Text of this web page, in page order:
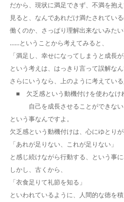
だから、現状に満足できず、不満を抱
見ると、なんであれだけ満たされてい
働くのか、さっぱり理解出来ないみたい
……ということから考えてみると、
「満足し、幸せになってしまうと成長が
という考えは、はっきり言って誤解なん
さらにいうなら、上のように考えている
■ 欠乏感という動機付けを使わなけ
自己を成長させることができない
という事なんですよ。
欠乏感という動機付けは、心にゆとり
「あれが足りない、これが足りない」
と感じ続けながら行動する、という事に
しかし、古くから、
「衣食足りて礼節を知る」
といわれているように、人間的な徳を